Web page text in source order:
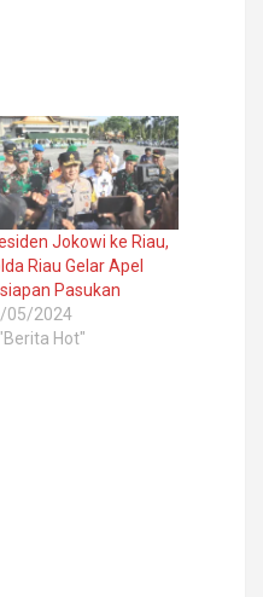
Jokowi ke Riau,
Riau Gelar Apel
Pasukan
05/2024
Hot"